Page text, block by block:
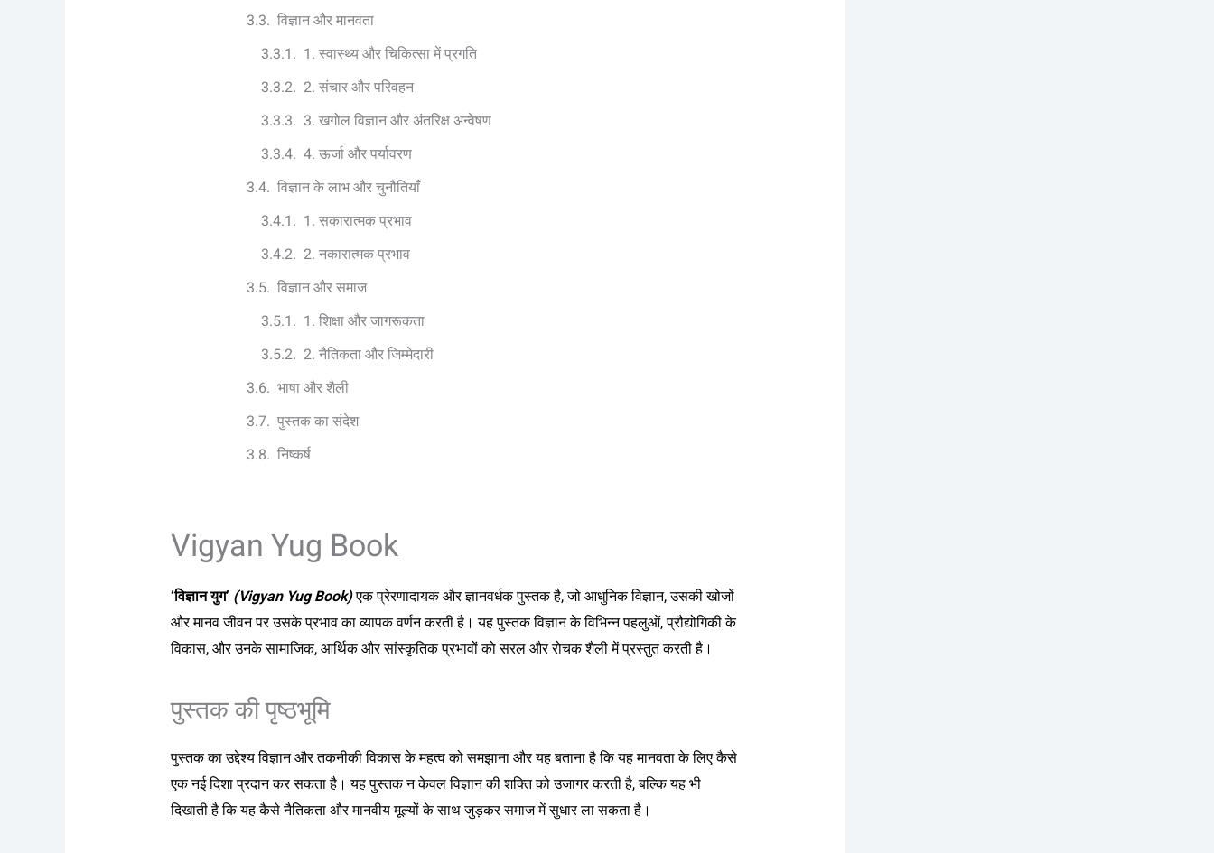
विज्ञान और मानवता
1. स्वास्थ्य और चिकित्सा में प्रगति
2. संचार और परिवहन
3. खगोल विज्ञान और अंतरिक्ष अन्वेषण
4. ऊर्जा और पर्यावरण
विज्ञान के लाभ और चुनौतियाँ
1. सकारात्मक प्रभाव
2. नकारात्मक प्रभाव
विज्ञान और समाज
1. शिक्षा और जागरूकता
2. नैतिकता और जिम्मेदारी
भाषा और शैली
पुस्तक का संदेश
निष्कर्ष
Vigyan Yug Book
‘विज्ञान युग’ (Vigyan Yug Book)एक प्रेरणादायक और ज्ञानवर्धक पुस्तक है, जो आधुनिक विज्ञान, उसकी खोजों
और मानव जीवन पर उसके प्रभाव का व्यापक वर्णन करती है। यह पुस्तक विज्ञान के विभिन्न पहलुओं, प्रौद्योगिकी के
विकास, और उनके सामाजिक, आर्थिक और सांस्कृतिक प्रभावों को सरल और रोचक शैली में प्रस्तुत करती है।
पुस्तक की पृष्ठभूमि
पुस्तक का उद्देश्य विज्ञान और तकनीकी विकास के महत्व को समझाना और यह बताना है कि यह मानवता के लिए कैसे
एक नई दिशा प्रदान कर सकता है। यह पुस्तक न केवल विज्ञान की शक्ति को उजागर करती है, बल्कि यह भी
दिखाती है कि यह कैसे नैतिकता और मानवीय मूल्यों के साथ जुड़कर समाज में सुधार ला सकता है।